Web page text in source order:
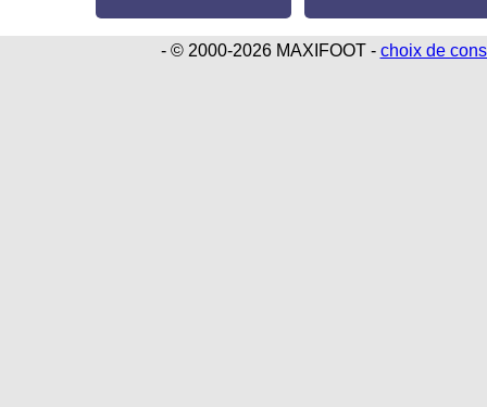
- © 2000-2026 MAXIFOOT - choix de